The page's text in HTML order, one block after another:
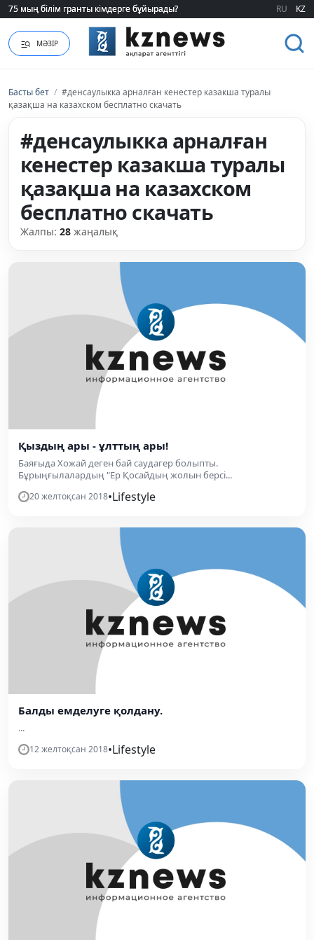
75 мың білім гранты кімдерге бұйырады?
75 мың білім гранты кімдерге бұйырады? RU KZ
МӘЗІР
Басты бет / #денсаулыкка арналған кенестер казакша туралы
қазақша на казахском бесплатно скачать
#денсаулыкка арналған
кенестер казакша туралы
қазақша на казахском
бесплатно скачать
Жалпы: 28 жаңалық
Қыздың ары - ұлттың ары!
Баяғыда Хожай деген бай саудагер болыпты.
Бұрыңғылалардың "Ер Қосайдың жолын берсі...
20 желтоқсан 2018•Lifestyle
Балды емделуге қолдану.
...
12 желтоқсан 2018•Lifestyle